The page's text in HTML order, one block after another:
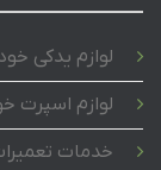
لوازم یدکی
لوازم اسپرت
خدمات